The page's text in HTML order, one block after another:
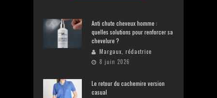
Anti chute cheveux homme :
quelles solutions pour renforcer sa
chevelure ?
Margaux, rédactrice
8 juin 2026
Le retour du cachemire version
casual